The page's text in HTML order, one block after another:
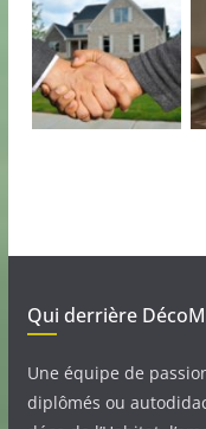
Qui derrière
Une équipe de
diplômés ou